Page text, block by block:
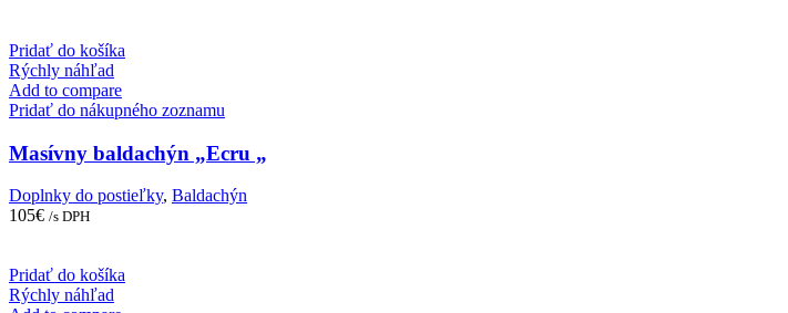
Pridať do košíka
Rýchly náhľad
Add to compare
Pridať do nákupného zoznamu
Masívny baldachýn „Ecru „
Doplnky do postieľky, Baldachýn
105€ /s DPH
Pridať do košíka
Rýchly náhľad